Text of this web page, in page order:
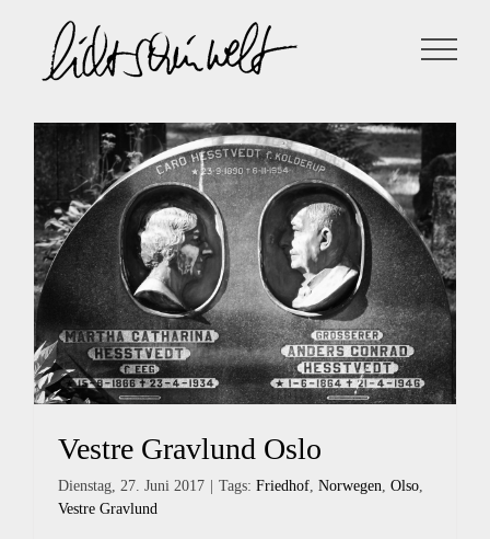
Inhalt
springen
Vestre Gravlund Oslo
Dienstag, 27. Juni 2017 Tags: Friedhof, Norwegen, Olso,
Vestre Gravlund